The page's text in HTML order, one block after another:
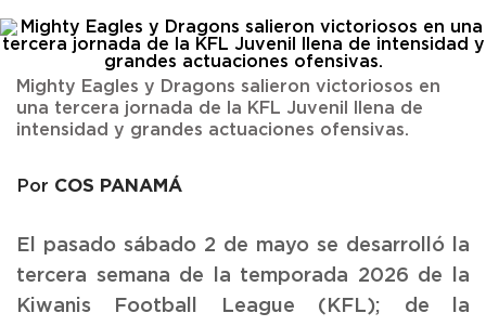
Mighty Eagles y Dragons salieron victoriosos en
una tercera jornada de la KFL Juvenil llena de
intensidad y grandes actuaciones ofensivas.
Por COS PANAMÁ
El pasado sábado 2 de mayo se desarrolló la
tercera semana de la temporada 2026 de la
Kiwanis Football League (KFL); de la